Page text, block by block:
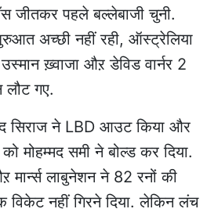
जीतकर पहले बल्लेबाजी चुनी.
अच्छी नहीं रही, ऑस्ट्रेलिया
ख़्वाजा औऱ डेविड वार्नर 2
लौट गए.
सिराज ने LBD आउट किया और
मोहम्मद समी ने बोल्ड कर दिया.
मार्न्स लाबुनेशन ने 82 रनों की
नहीं गिरने दिया. लेकिन लंच